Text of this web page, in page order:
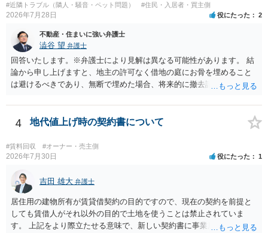
大家さんが契約違反を口実に、将来の更新時に更新料の上乗せを要求
したり、立ち退きを迫る材料に使ったりする可能性は否定できませ
ん。
#近隣トラブル（隣人・騒音・ペット問題） #住民・入居者・買主側
2026年7月28日 役にたった 2
不動産・住まいに強い弁護士
澁谷 望 弁護士
回答いたします。※弁護士により見解は異なる可能性があります。 結
論から申し上げますと、地主の許可なく借地の庭にお骨を埋めること
は避けるべきであり、無断で埋めた場合、将来的に撤去請求や退去時
上、自分のペットの遺骨を埋める行為自体は墓地埋葬法違反や不法投
棄には該当しないため、犯罪になるわけではありません。しかし、建
ります。そのため、地主に無断でお骨を埋める行為は、他人の所有権
を侵害する行為や、借地人としての善管注意義務違反とみなされる可
事前に地主へ相談して許可を得るか、土地に直接埋めずに大きめの鉢
植え等で供養する「プランター葬」や、ペット霊園等への納骨を検討
されるのが確実かと思います。
4 地代値上げ時の契約書について
#賃料回収 #オーナー・売主側
2026年7月30日 役にたった 1
吉田 雄大 弁護士
居住用の建物所有が賃貸借契約の目的ですので、現在の契約を前提と
しても賃借人がそれ以外の目的で土地を使うことは禁止されていま
す。 上記をより際立たせる意味で、新しい契約書に事業用として用い